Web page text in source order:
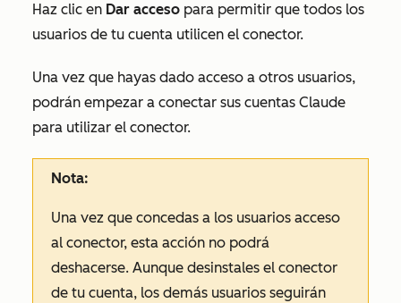
Haz clic en Dar acceso para permitir que todos los
usuarios de tu cuenta utilicen el conector.
Una vez que hayas dado acceso a otros usuarios,
podrán empezar a conectar sus cuentas Claude
para utilizar el conector.
Nota:
Una vez que concedas a los usuarios acceso
al conector, esta acción no podrá
deshacerse. Aunque desinstales el conector
de tu cuenta, los demás usuarios seguirán